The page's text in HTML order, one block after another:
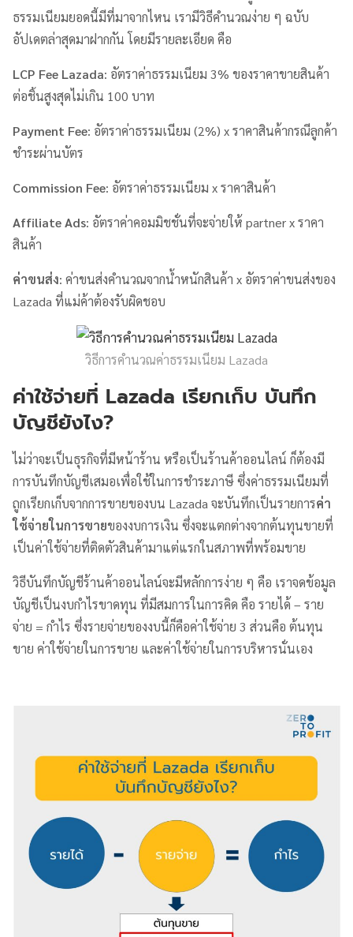
ธรรมเนียมยอดนี้มีที่มาจากไหน เรามีวิธีคำนวณง่าย ๆ ฉบับ
อัปเดตล่าสุดมาฝากกัน โดยมีรายละเอียด คือ
LCP Fee Lazada: อัตราค่าธรรมเนียม 3% ของราคาขายสินค้า
ต่อชิ้นสูงสุดไม่เกิน 100 บาท
Payment Fee: อัตราค่าธรรมเนียม (2%) x ราคาสินค้ากรณีลูกค้า
ชำระผ่านบัตร
Commission Fee: อัตราค่าธรรมเนียม x ราคาสินค้า
Affiliate Ads: อัตราค่าคอมมิชชั่นที่จะจ่ายให้ partner x ราคา
สินค้า
ค่าขนส่ง: ค่าขนส่งคำนวณจากน้ำหนักสินค้า x อัตราค่าขนส่งของ
Lazada ที่แม่ค้าต้องรับผิดชอบ
วิธีการคำนวณค่าธรรมเนียม Lazada
ค่าใช้จ่ายที่ Lazada เรียกเก็บ บันทึก
บัญชียังไง?
ไม่ว่าจะเป็นธุรกิจที่มีหน้าร้าน หรือเป็นร้านค้าออนไลน์ ก็ต้องมี
การบันทึกบัญชีเสมอเพื่อใช้ในการชำระภาษี ซึ่งค่าธรรมเนียมที่
ถูกเรียกเก็บจากการขายของบน Lazada จะบันทึกเป็นรายการค่า
ใช้จ่ายในการขายของงบการเงิน ซึ่งจะแตกต่างจากต้นทุนขายที่
เป็นค่าใช้จ่ายที่ติดตัวสินค้ามาแต่แรกในสภาพที่พร้อมขาย
วิธีบันทึกบัญชีร้านค้าออนไลน์จะมีหลักการง่าย ๆ คือ เราจดข้อมูล
บัญชีเป็นงบกำไรขาดทุน ที่มีสมการในการคิด คือ รายได้ – ราย
จ่าย = กำไร ซึ่งรายจ่ายของงบนี้ก็คือค่าใช้จ่าย 3 ส่วนคือ ต้นทุน
ขาย ค่าใช้จ่ายในการขาย และค่าใช้จ่ายในการบริหารนั่นเอง